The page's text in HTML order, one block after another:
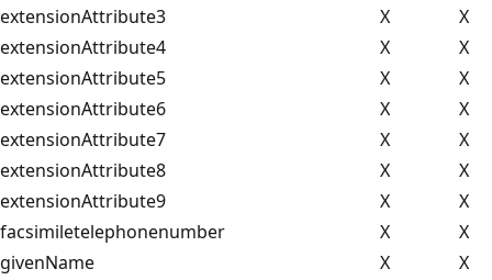
extensionAttribute3
X
X
extensionAttribute4
X
X
extensionAttribute5
X
X
extensionAttribute6
X
X
extensionAttribute7
X
X
extensionAttribute8
X
X
extensionAttribute9
X
X
facsimiletelephonenumber
X
X
givenName
X
X